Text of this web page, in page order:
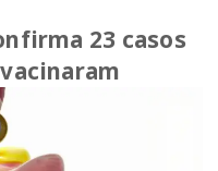
23 casos